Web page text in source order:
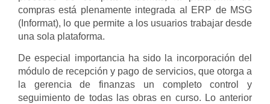
compras está plenamente integrada al ERP de MSG
(Informat), lo que permite a los usuarios trabajar desde
una sola plataforma.
De especial importancia ha sido la incorporación del
módulo de recepción y pago de servicios, que otorga a
la gerencia de finanzas un completo control y
seguimiento de todas las obras en curso. Lo anterior